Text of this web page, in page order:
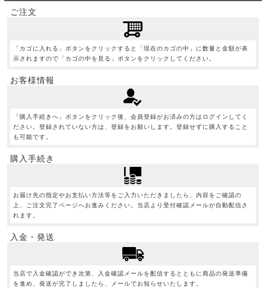
ご注文
「カゴに入れる」ボタンをクリックすると「現在のカゴの中」に数量と金額が表
示されますので「カゴの中を見る」ボタンをクリックしてください。
お客様情報
「購入手続きへ」ボタンをクリック後、会員登録がお済みの方はログインしてく
ださい。登録されていない方は、登録をお願いします。登録せずに購入すること
も可能です。
購入手続き
お届け先の指定やお支払い方法等をご入力いただきましたら、内容をご確認の
上、ご注文完了ページへお進みください。当店より受付確認メールが自動配信さ
れます。
入金・発送
当店で入金確認ができ次第、入金確認メールを配信するとともに商品の発送準備
を進め、発送が完了しましたら、メールでお知らせいたします。